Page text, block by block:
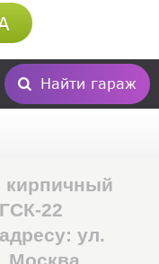
Найти гараж
22
ул.
Москва,